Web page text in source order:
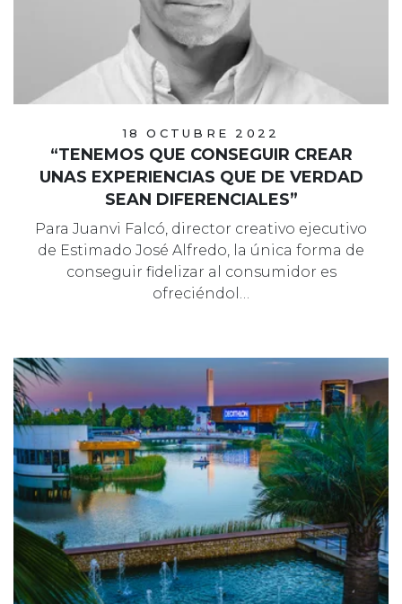
18 OCTUBRE 2022
“TENEMOS QUE CONSEGUIR CREAR
UNAS EXPERIENCIAS QUE DE VERDAD
SEAN DIFERENCIALES”
Para Juanvi Falcó, director creativo ejecutivo
de Estimado José Alfredo, la única forma de
conseguir fidelizar al consumidor es
ofreciéndol…